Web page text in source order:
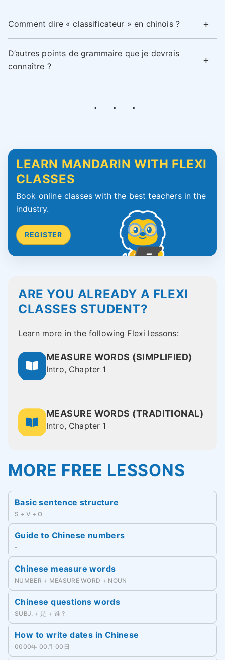
Comment dire « classificateur » en chinois ?
D’autres points de grammaire que je devrais
connaître ?
LEARN MANDARIN WITH FLEXI
CLASSES
Book online classes with the best teachers in the
industry.
REGISTER
ARE YOU ALREADY A FLEXI
CLASSES STUDENT?
Learn more in the following Flexi lessons:
MEASURE WORDS (SIMPLIFIED)
Intro, Chapter 1
MEASURE WORDS (TRADITIONAL)
Intro, Chapter 1
MORE FREE LESSONS
Basic sentence structure
S + V + O
Guide to Chinese numbers
-
Chinese measure words
NUMBER + MEASURE WORD + NOUN
Chinese questions words
SUBJ. + 是 + 谁 ?
How to write dates in Chinese
0000年 00月 00日